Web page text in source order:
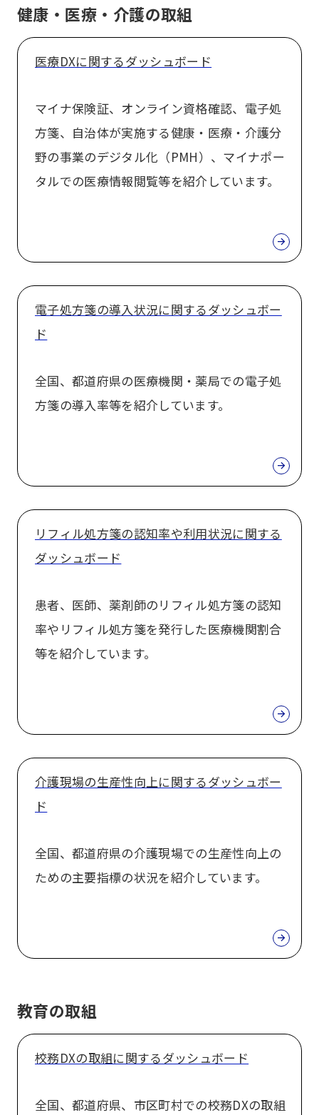
健康・医療・介護の取組
医療DXに関するダッシュボード
マイナ保険証、オンライン資格確認、電子処
方箋、自治体が実施する健康・医療・介護分
野の事業のデジタル化（PMH）、マイナポー
タルでの医療情報閲覧等を紹介しています。
電子処方箋の導入状況に関するダッシュボー
ド
全国、都道府県の医療機関・薬局での電子処
方箋の導入率等を紹介しています。
リフィル処方箋の認知率や利用状況に関する
ダッシュボード
患者、医師、薬剤師のリフィル処方箋の認知
率やリフィル処方箋を発行した医療機関割合
等を紹介しています。
介護現場の生産性向上に関するダッシュボー
ド
全国、都道府県の介護現場での生産性向上の
ための主要指標の状況を紹介しています。
教育の取組
校務DXの取組に関するダッシュボード
全国、都道府県、市区町村での校務DXの取組